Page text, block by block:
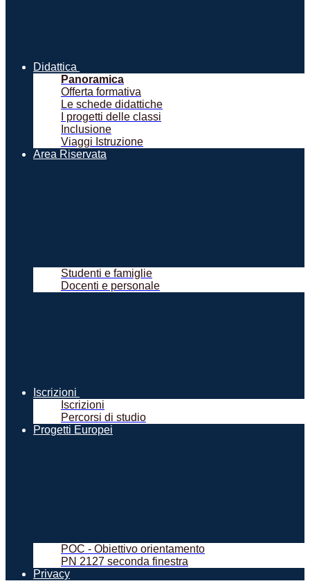
Didattica
Panoramica
Offerta formativa
Le schede didattiche
I progetti delle classi
Inclusione
Viaggi Istruzione
Area Riservata
Studenti e famiglie
Docenti e personale
Iscrizioni
Iscrizioni
Percorsi di studio
Progetti Europei
POC - Obiettivo orientamento
PN 2127 seconda finestra
Privacy